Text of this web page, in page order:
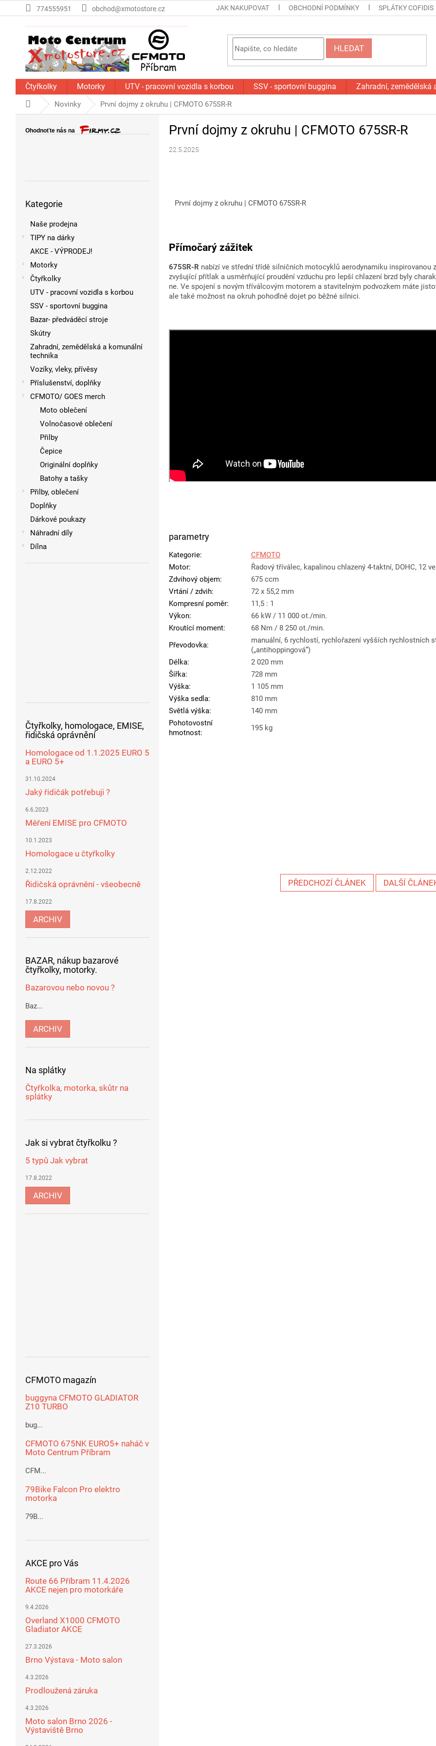
na
774555951 obchod@xmotostore.cz JAK NAKUPOVAT OBCHODNÍ PODMÍNKY SPLÁTKY COFIDIS
HLEDAT
Čtyřkolky Motorky UTV - pracovní vozidla s korbou SSV - sportovní buggina Zahradní, zemědělská
Domů Novinky První dojmy z okruhu | CFMOTO 675SR-R
kategorie
Kategorie
Naše prodejna
TIPY na dárky
AKCE - VÝPRODEJ!
Motorky
Čtyřkolky
UTV - pracovní vozidla s korbou
SSV - sportovní buggina
Bazar- předváděcí stroje
Skútry
Zahradní, zemědělská a komunální
technika
Vozíky, vleky, přívěsy
Příslušenství, doplňky
CFMOTO/ GOES merch
Moto oblečení
Volnočasové oblečení
Přilby
Čepice
Originální doplňky
Batohy a tašky
Přilby, oblečení
Doplňky
Dárkové poukazy
Náhradní díly
Dílna
Čtyřkolky, homologace, EMISE,
řidičská oprávnění
Homologace od 1.1.2025 EURO 5
a EURO 5+
31.10.2024
Jaký řidičák potřebuji ?
6.6.2023
Měření EMISE pro CFMOTO
10.1.2023
Homologace u čtyřkolky
2.12.2022
Řidičská oprávnění - všeobecně
17.8.2022
ARCHIV
BAZAR, nákup bazarové
čtyřkolky, motorky.
Bazarovou nebo novou ?
Baz...
ARCHIV
Na splátky
Čtyřkolka, motorka, skůtr na
splátky
Jak si vybrat čtyřkolku ?
5 typů Jak vybrat
17.8.2022
ARCHIV
CFMOTO magazín
buggyna CFMOTO GLADIATOR
Z10 TURBO
bug...
CFMOTO 675NK EURO5+ naháč v
Moto Centrum Příbram
CFM...
79Bike Falcon Pro elektro
motorka
79B...
AKCE pro Vás
Route 66 Příbram 11.4.2026
AKCE nejen pro motorkáře
9.4.2026
Overland X1000 CFMOTO
Gladiator AKCE
27.3.2026
Brno Výstava - Moto salon
4.3.2026
Prodloužená záruka
4.3.2026
Moto salon Brno 2026 -
Výstaviště Brno
První dojmy z okruhu | CFMOTO 675SR-R
22.5.2025
První dojmy z okruhu | CFMOTO 675SR-R
Přímočarý zážitek
675SR-R nabízí ve střední třídě silničních motocyklů aerodynamiku inspirovanou
zvyšující přítlak a usměrňující proudění vzduchu pro lepší chlazení brzd byly
ne. Ve spojení s novým tříválcovým motorem a stavitelným podvozkem máte
ale také možnost na okruh pohodlně dojet po běžné silnici.
parametry
Kategorie:
CFMOTO
Motor:
Řadový tříválec, kapalinou chlazený 4-taktní, DOHC, 12
Zdvihový objem:
675 ccm
Vrtání / zdvih:
72 x 55,2 mm
Kompresní poměr:
11,5 : 1
Výkon:
66 kW / 11 000 ot./min.
Kroutící moment:
68 Nm / 8 250 ot./min.
Převodovka:
manuální, 6 rychlostí, rychlořazení vyšších rychlostních
(„antihoppingová“)
Délka:
2 020 mm
Šířka:
728 mm
Výška:
1 105 mm
Výška sedla:
810 mm
Světlá výška:
140 mm
Pohotovostní
hmotnost:
195 kg
PŘEDCHOZÍ ČLÁNEK DALŠÍ